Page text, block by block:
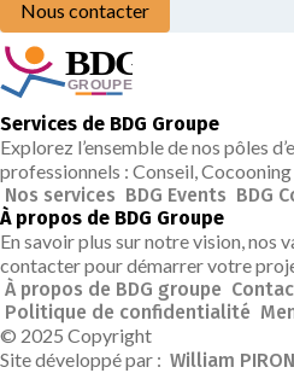
Nous contacter
Services de BDG Groupe
Explorez l’ensemble de nos pôles
professionnels : Conseil,
Nos services BDG Events BDG
À propos de BDG Groupe
En savoir plus sur notre vision, nos
contacter pour démarrer votre
À propos de BDG groupe
Politique de confidentialité
© 2025 Copyright
Site développé par : William PIRON